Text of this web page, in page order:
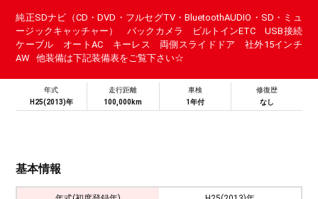
純正SDナビ（CD・DVD・フルセグTV・BluetoothAUDIO・SD・ミュ
ージックキャッチャー） バックカメラ ビルトインETC USB接続
ケーブル オートAC キーレス 両側スライドドア 社外15インチ
AW 他装備は下記装備表をご覧下さい☆
年式
H25(2013)年
走行距離
100,000km
車検
1年付
修復歴
なし
基本情報